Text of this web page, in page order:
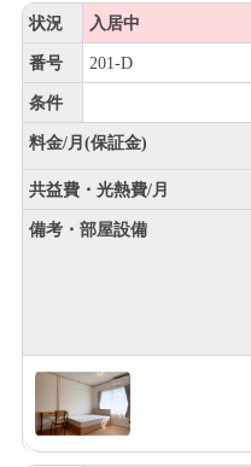
状況 入居中
番号 201-D
条件
料金/月(保証金)
共益費・光熱費/月
備考・部屋設備